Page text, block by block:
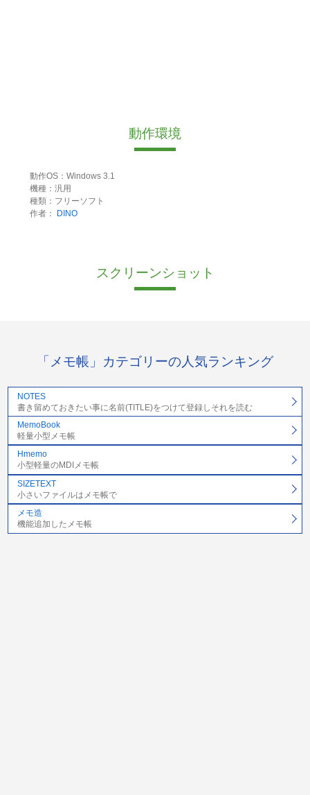
動作環境
動作OS：Windows 3.1
機種：汎用
種類：フリーソフト
作者：
DINO
スクリーンショット
「メモ帳」カテゴリーの人気ランキング
NOTES
書き留めておきたい事に名前(TITLE)をつけて登録しそれを読む
MemoBook
軽量小型メモ帳
Hmemo
小型軽量のMDIメモ帳
SIZETEXT
小さいファイルはメモ帳で
メモ造
機能追加したメモ帳